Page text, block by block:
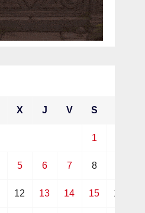
X J V S
1
5 6 7 8
12 13 14 15 16